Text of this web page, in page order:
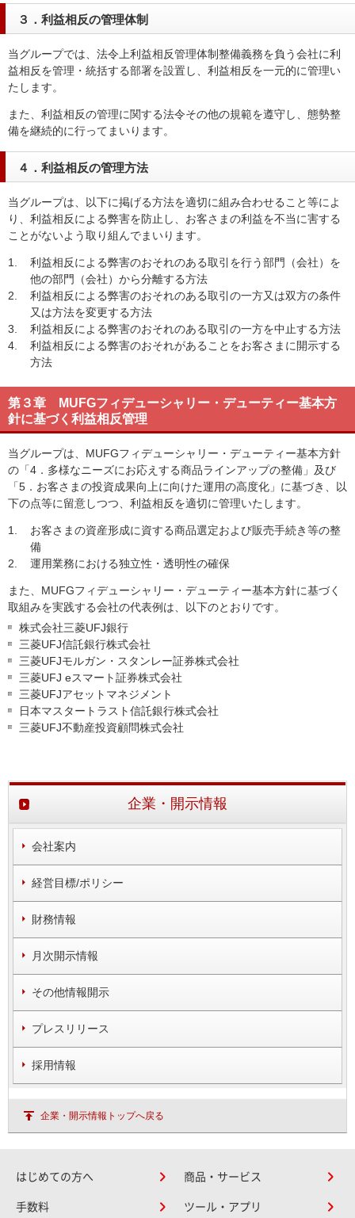
３．利益相反の管理体制
当グループでは、法令上利益相反管理体制整備義務を負う会社に利
益相反を管理・統括する部署を設置し、利益相反を一元的に管理い
たします。
また、利益相反の管理に関する法令その他の規範を遵守し、態勢整
備を継続的に行ってまいります。
４．利益相反の管理方法
当グループは、以下に掲げる方法を適切に組み合わせること等によ
り、利益相反による弊害を防止し、お客さまの利益を不当に害する
ことがないよう取り組んでまいります。
1.
利益相反による弊害のおそれのある取引を行う部門（会社）を
他の部門（会社）から分離する方法
2.
利益相反による弊害のおそれのある取引の一方又は双方の条件
又は方法を変更する方法
3.
利益相反による弊害のおそれのある取引の一方を中止する方法
4.
利益相反による弊害のおそれがあることをお客さまに開示する
方法
第３章 MUFGフィデューシャリー・デューティー基本方
針に基づく利益相反管理
当グループは、MUFGフィデューシャリー・デューティー基本方針
の「4．多様なニーズにお応えする商品ラインアップの整備」及び
「5．お客さまの投資成果向上に向けた運用の高度化」に基づき、以
下の点等に留意しつつ、利益相反を適切に管理いたします。
1.
お客さまの資産形成に資する商品選定および販売手続き等の整
備
2.
運用業務における独立性・透明性の確保
また、MUFGフィデューシャリー・デューティー基本方針に基づく
取組みを実践する会社の代表例は、以下のとおりです。
株式会社三菱UFJ銀行
三菱UFJ信託銀行株式会社
三菱UFJモルガン・スタンレー証券株式会社
三菱UFJ eスマート証券株式会社
三菱UFJアセットマネジメント
日本マスタートラスト信託銀行株式会社
三菱UFJ不動産投資顧問株式会社
企業・開示情報
会社案内
経営目標/ポリシー
財務情報
月次開示情報
その他情報開示
プレスリリース
採用情報
企業・開示情報トップへ戻る
はじめての方へ 商品・サービス
手数料 ツール・アプリ